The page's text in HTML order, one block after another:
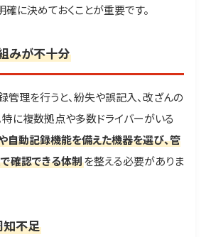
確に決めておくことが重要です。
みが不十分
理を行うと、紛失や誤記入、改ざんの
特に複数拠点や多数ドライバーがいる
自動記録機能を備えた機器を選び、管
確認できる体制を整える必要がありま
知不足